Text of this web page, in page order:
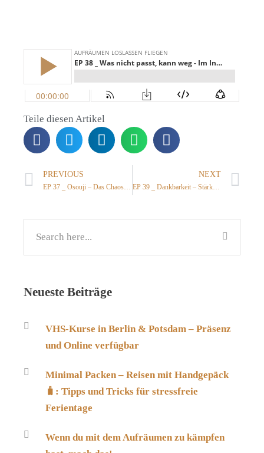
Teile diesen Artikel
PREVIOUS
EP 37 _ Osouji – Das Chaos des Jahres wegputzen
NEXT
EP 39 _ Dankbarkeit – Stärken statt Schwächen im Blick
Neueste Beiträge
VHS-Kurse in Berlin & Potsdam – Präsenz
und Online verfügbar
Minimal Packen – Reisen mit Handgepäck
🧳: Tipps und Tricks für stressfreie
Ferientage
Wenn du mit dem Aufräumen zu kämpfen